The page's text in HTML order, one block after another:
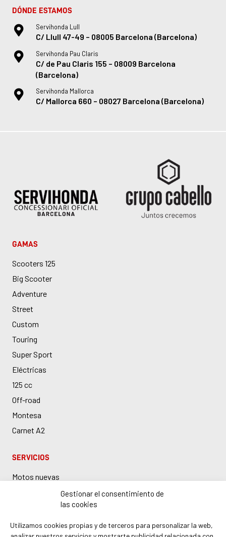
Gestionar el consentimiento de
las cookies
Utilizamos cookies propias y de terceros para personalizar la web,
DÓNDE ESTAMOS
Servihonda Lull
C/ Llull 47-49 – 08005 Barcelona (Barcelona)
Servihonda Pau Claris
C/ de Pau Claris 155 – 08009 Barcelona
(Barcelona)
Servihonda Mallorca
C/ Mallorca 660 – 08027 Barcelona (Barcelona)
GAMAS
Scooters 125
Big Scooter
Adventure
Street
Custom
Touring
Super Sport
Eléctricas
125 cc
Off-road
Montesa
Carnet A2
SERVICIOS
Motos nuevas
Motos de ocasión
Taller Honda en Barcelona
Boutique y accesorios